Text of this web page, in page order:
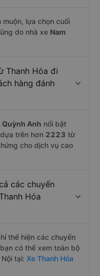
muộn, lựa chọn cuối
do nhà xe Nam
Thanh Hóa đi
hàng đánh
Quỳnh Anh nổi bật
dựa trên hơn 2223 từ
cho dịch vụ cao
các chuyến
Hóa
thể hiện các chuyến
có thể xem toàn bộ
tại: Xe Thanh Hóa